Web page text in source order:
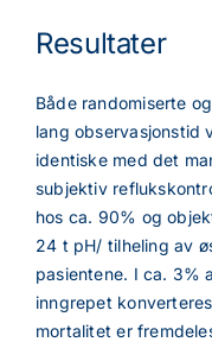
Resultater
Både randomiserte
lang observasjonstid
identiske med det
subjektiv
hos ca. 90% og
24 t pH/ tilheling av
pasientene. I ca. 3%
inngrepet
mortalitet er